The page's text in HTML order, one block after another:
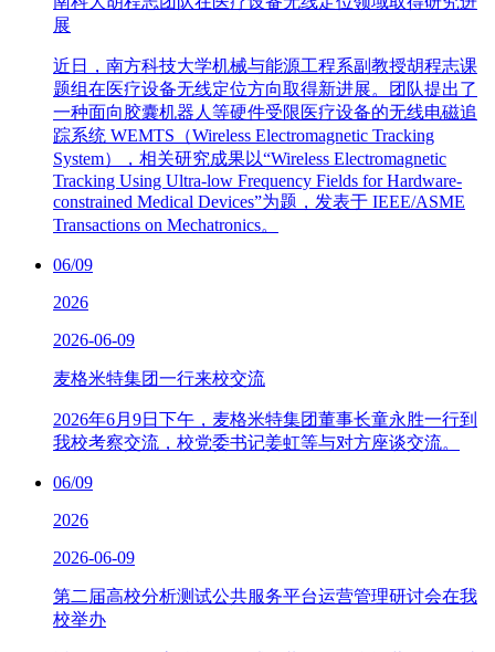
展
近日，南方科技大学机械与能源工程系副教授胡程志课
题组在医疗设备无线定位方向取得新进展。团队提出了
一种面向胶囊机器人等硬件受限医疗设备的无线电磁追
踪系统 WEMTS（Wireless Electromagnetic Tracking
System），相关研究成果以“Wireless Electromagnetic
Tracking Using Ultra-low Frequency Fields for Hardware-
constrained Medical Devices”为题，发表于 IEEE/ASME
Transactions on Mechatronics。
06/09
2026
2026-06-09
麦格米特集团一行来校交流
2026年6月9日下午，麦格米特集团董事长童永胜一行到
我校考察交流，校党委书记姜虹等与对方座谈交流。
06/09
2026
2026-06-09
第二届高校分析测试公共服务平台运营管理研讨会在我
校举办